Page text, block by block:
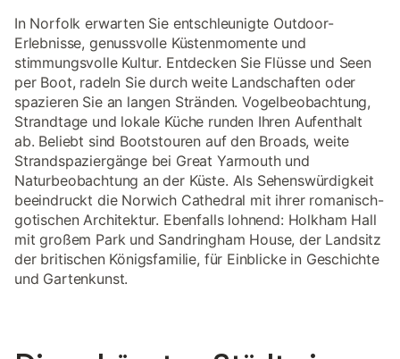
In Norfolk erwarten Sie entschleunigte Outdoor-
Erlebnisse, genussvolle Küstenmomente und
stimmungsvolle Kultur. Entdecken Sie Flüsse und Seen
per Boot, radeln Sie durch weite Landschaften oder
spazieren Sie an langen Stränden. Vogelbeobachtung,
Strandtage und lokale Küche runden Ihren Aufenthalt
ab. Beliebt sind Bootstouren auf den Broads, weite
Strandspaziergänge bei Great Yarmouth und
Naturbeobachtung an der Küste. Als Sehenswürdigkeit
beeindruckt die Norwich Cathedral mit ihrer romanisch-
gotischen Architektur. Ebenfalls lohnend: Holkham Hall
mit großem Park und Sandringham House, der Landsitz
der britischen Königsfamilie, für Einblicke in Geschichte
und Gartenkunst.